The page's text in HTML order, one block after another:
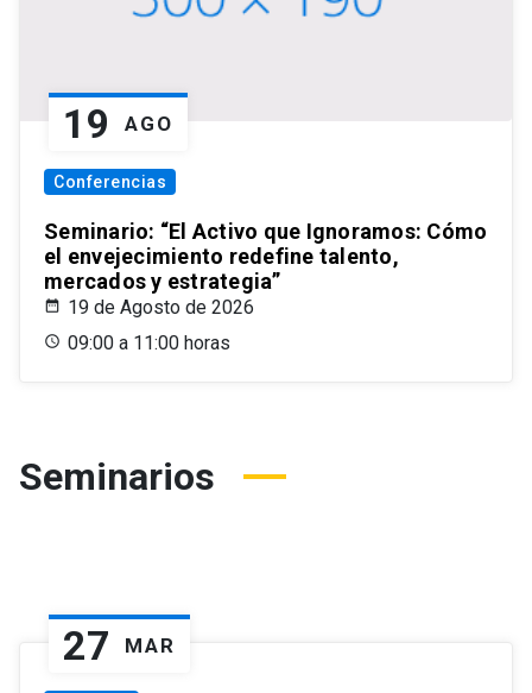
19 AGO
Conferencias
Seminario: “El Activo que Ignoramos: Cómo
el envejecimiento redefine talento,
mercados y estrategia”
19 de Agosto de 2026
09:00 a 11:00 horas
Seminarios
27 MAR